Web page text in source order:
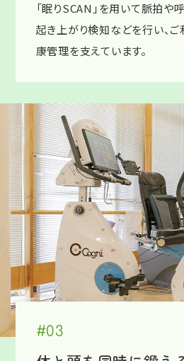
「眠りSCAN」を用いて脈拍や
起き上がり検知などを行い、
康管理を支えています。
#03